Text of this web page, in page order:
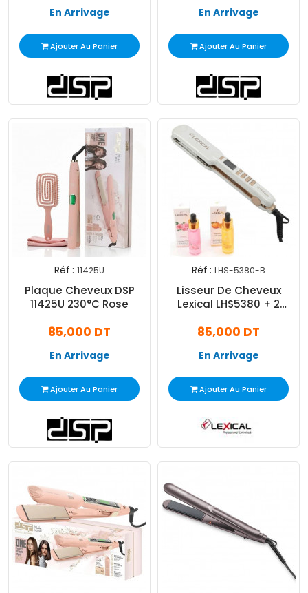
En Arrivage
Ajouter Au Panier
En Arrivage
Ajouter Au Panier
Réf : 11425U
Plaque Cheveux DSP
11425U 230°C Rose
85,000 DT
En Arrivage
Ajouter Au Panier
Réf : LHS-5380-B
Lisseur De Cheveux
Lexical LHS5380 + 2
Blanc
85,000 DT
En Arrivage
Ajouter Au Panier